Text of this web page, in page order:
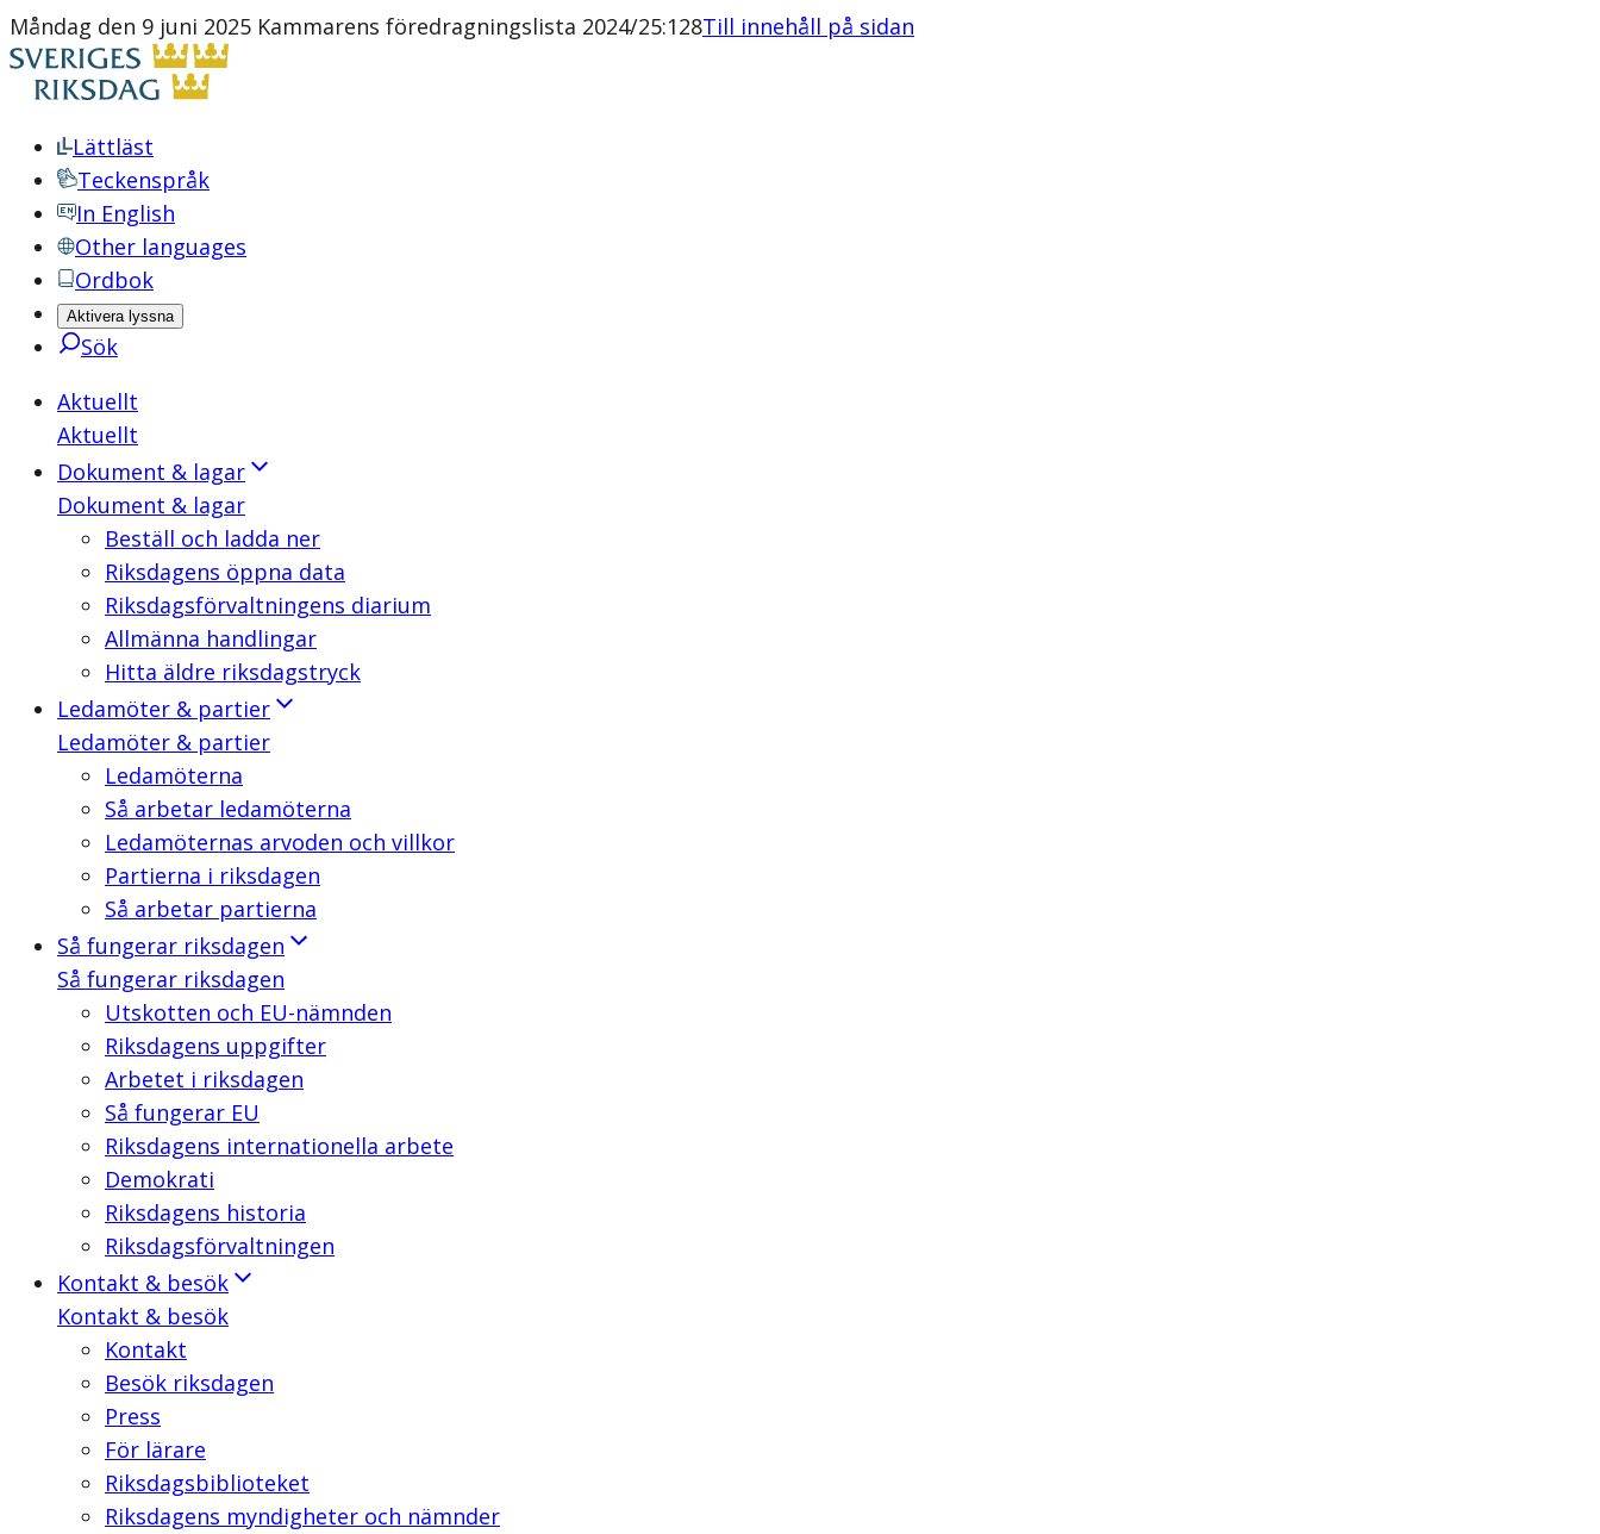
Måndag den 9 juni 2025 Kammarens föredragningslista 2024/25:128Till innehåll på sidan
Lättläst
Teckenspråk
In English
Other languages
Ordbok
Aktivera lyssna
Sök
Aktuellt
Aktuellt
Dokument & lagar
Dokument & lagar
Beställ och ladda ner
Riksdagens öppna data
Riksdagsförvaltningens diarium
Allmänna handlingar
Hitta äldre riksdagstryck
Ledamöter & partier
Ledamöter & partier
Ledamöterna
Så arbetar ledamöterna
Ledamöternas arvoden och villkor
Partierna i riksdagen
Så arbetar partierna
Så fungerar riksdagen
Så fungerar riksdagen
Utskotten och EU-nämnden
Riksdagens uppgifter
Arbetet i riksdagen
Så fungerar EU
Riksdagens internationella arbete
Demokrati
Riksdagens historia
Riksdagsförvaltningen
Kontakt & besök
Kontakt & besök
Kontakt
Besök riksdagen
Press
För lärare
Riksdagsbiblioteket
Riksdagens myndigheter och nämnder